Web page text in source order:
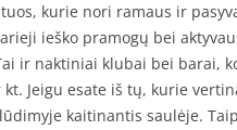
kurie nori ramaus ir
ieško pramogų bei
ir naktiniai klubai bei barai,
Jeigu esate iš tų, kurie
kaitinantis saulėje.